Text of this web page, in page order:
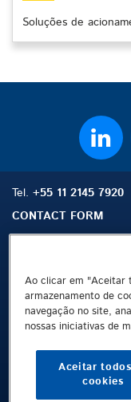
Soluções de
Tel. +55 11 2145 7920
CONTACT FORM
Ficha técnica
Proteção de dados
Terms and Conditions
Whistleblowing Channel
Mapa do site
Ao clicar em "Aceitar
armazenamento de
navegação no site,
nossas iniciativas de
Aceitar
cookies